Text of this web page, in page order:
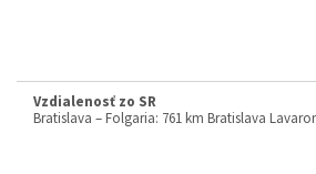
Vzdialenosť zo SR
Bratislava – Folgaria: 761 km Bratislava